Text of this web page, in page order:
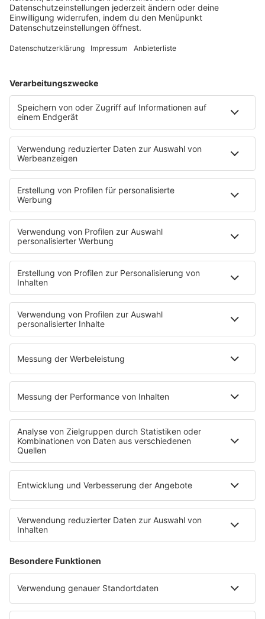
mit IN THE DARK
STARTSEITE
SERVICE
Kontakt
Newsletter
Jobs & Praktika
Pressekontakt
Presse & Downloads
Verkehr
Wetter
EMPFANG
Übersicht
radio.de
radioplayer.de
Partner
WERBUNG
Leistungen und Produkte
Mediadaten und Preisliste
Ansprechpartner
RECHTLICHES
Datenschutz
Datenschutzeinstellungen
Datenverarbeitung bei Gewinnspielen
Teilnahmebedingungen